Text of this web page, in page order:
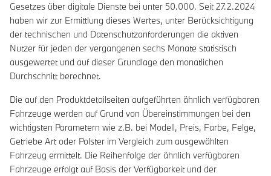
Gesetzes über digitale Dienste bei unter 50.000. Seit 27.2.2024
haben wir zur Ermittlung dieses Wertes, unter Berücksichtigung
der technischen und Datenschutzanforderungen die aktiven
Nutzer für jeden der vergangenen sechs Monate statistisch
ausgewertet und auf dieser Grundlage den monatlichen
Durchschnitt berechnet.
Die auf den Produktdetailseiten aufgeführten ähnlich verfügbaren
Fahrzeuge werden auf Grund von Übereinstimmungen bei den
wichtigsten Parametern wie z.B. bei Modell, Preis, Farbe, Felge,
Getriebe Art oder Polster im Vergleich zum ausgewählten
Fahrzeug ermittelt. Die Reihenfolge der ähnlich verfügbaren
Fahrzeuge erfolgt auf Basis der Verfügbarkeit und der